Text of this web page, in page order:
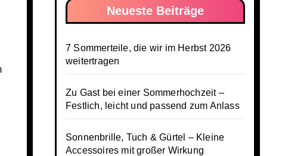
Neueste Beiträge
7 Sommerteile, die wir im Herbst 2026
weitertragen
Zu Gast bei einer Sommerhochzeit –
Festlich, leicht und passend zum Anlass
Sonnenbrille, Tuch & Gürtel – Kleine
Accessoires mit großer Wirkung